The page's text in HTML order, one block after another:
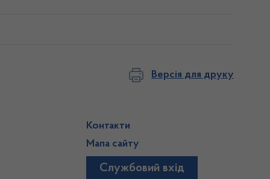
Версія для друку
Контакти
Мапа сайту
Службовий вхід